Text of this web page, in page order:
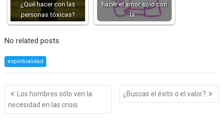
¿Qué hacer con las
personas tóxicas?
hacer el amor solo con
la…
No related posts.
espiritualidad
Navegación
de
entradas
Los hombres sólo ven la
necesidad en las crisis
¿Buscas el éxito o el valor?